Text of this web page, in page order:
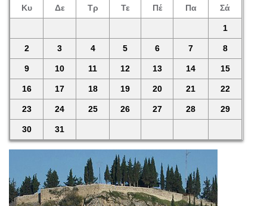
Κυ Δε Τρ Τε Πέ Πα Σά
1
2 3 4 5 6 7 8
9 10 11 12 13 14 15
16 17 18 19 20 21 22
23 24 25 26 27 28 29
30 31